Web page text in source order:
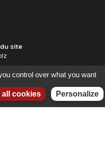
site
control over what you want
all cookies Personalize